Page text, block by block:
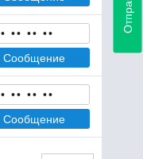
• •• •• ••
Сообщение
• •• •• ••
Сообщение